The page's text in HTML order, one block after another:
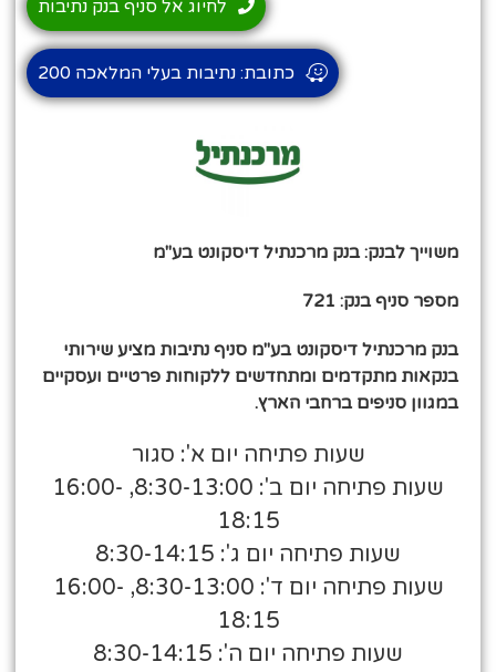
משוייך לבנק: בנק מרכנתיל דיסקונט בע"מ
מספר סניף בנק: 721
בנק מרכנתיל דיסקונט בע"מ סניף נתיבות מציע שירותי
בנקאות מתקדמים ומתחדשים ללקוחות פרטיים ועסקיים
במגוון סניפים ברחבי הארץ.
שעות פתיחה יום א': סגור
שעות פתיחה יום ב': 8:30-13:00, 16:00-
18:15
שעות פתיחה יום ג': 8:30-14:15
שעות פתיחה יום ד': 8:30-13:00, 16:00-
18:15
שעות פתיחה יום ה': 8:30-14:15
לחיוג אל סניף בנק נתיבות
כתובת: נתיבות בעלי המלאכה 200